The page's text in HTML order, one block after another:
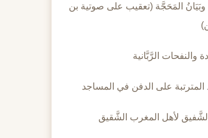
وبَيَانُ المَحَجَّة (تعقيب على صوتية بن
والنفحات الرَّبَّانية
المترتبة على الدفن في المساجد
لأهل المغرب الشَّقيق